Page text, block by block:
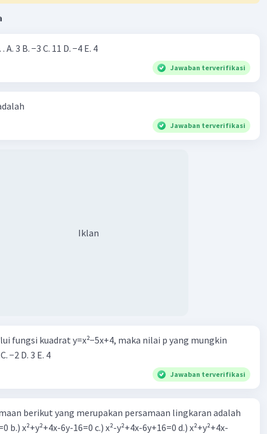
Nilai dari |−7+4|=… A. 3 B. −3 C. 11 D. −4 E. 4
Jawaban terverifikasi
Jawaban terverifikasi
Iklan
fungsi kuadrat y=x²−5x+4, maka nilai p yang mungkin
−2 D. 3 E. 4
Jawaban terverifikasi
berikut yang merupakan persamaan lingkaran adalah
b.) x²+y²+4x-6y-16=0 c.) x²-y²+4x-6y+16=0 d.) x²+y²+4x-